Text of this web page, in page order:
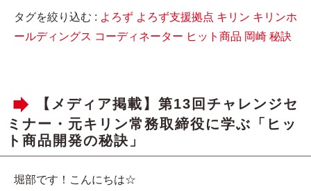
タグを絞り込む : よろず よろず支援拠点 キリン キリンホ
ールディングス コーディネーター ヒット商品 岡崎 秘訣
【メディア掲載】第13回チャレンジセ
ミナー・元キリン常務取締役に学ぶ「ヒッ
ト商品開発の秘訣」
堀部です！こんにちは☆